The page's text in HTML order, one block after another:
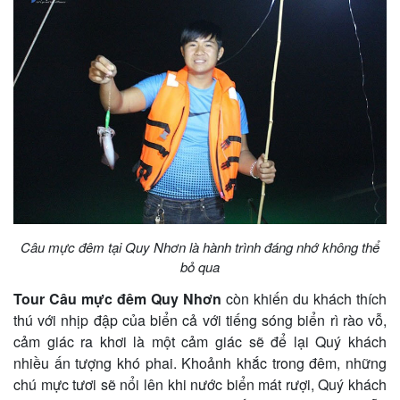
Câu mực đêm tại Quy Nhơn là hành trình đáng nhớ không thể
bỏ qua
Tour Câu mực đêm Quy Nhơn còn khiến du khách thích
thú với nhịp đập của biển cả với tiếng sóng biển rì rào vỗ,
cảm giác ra khơi là một cảm giác sẽ để lại Quý khách
nhiều ấn tượng khó phai. Khoảnh khắc trong đêm, những
chú mực tươi sẽ nổi lên khi nước biển mát rượi, Quý khách